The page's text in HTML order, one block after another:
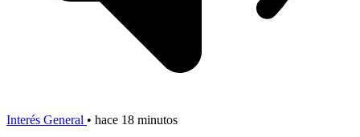
Interés General • hace 18 minutos